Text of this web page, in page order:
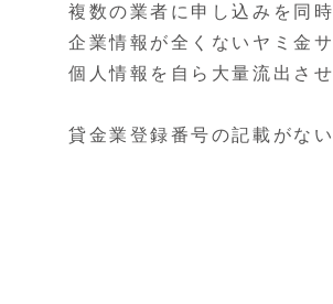
複数の業者に申し込みを同
企業情報が全くないヤミ金
個人情報を自ら大量流出さ
貸金業登録番号の記載がな